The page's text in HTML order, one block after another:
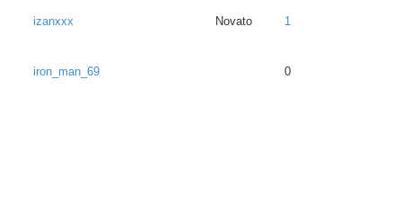
Novato
izanxxx 1
iron_man_69 0